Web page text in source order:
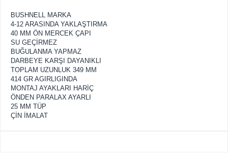
BUSHNELL MARKA
4-12 ARASINDA YAKLAŞTIRMA
40 MM ÖN MERCEK ÇAPI
SU GEÇİRMEZ
BUĞULANMA YAPMAZ
DARBEYE KARŞI DAYANIKLI
TOPLAM UZUNLUK 349 MM
414 GR AGIRLIGINDA
MONTAJ AYAKLARI HARİÇ
ÖNDEN PARALAX AYARLI
25 MM TÜP
ÇİN İMALAT